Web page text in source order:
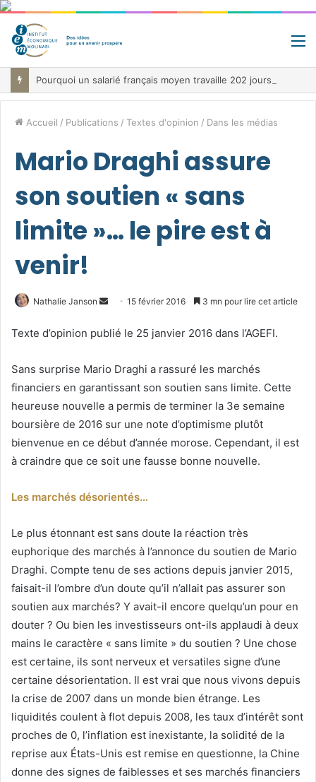
Accueil / Publications / Textes d'opinion / Dans les médias
Mario Draghi assure
son soutien « sans
limite »… le pire est à
venir!
Nathalie Janson
Envoyer
courriel
15 février 2016 3 mn pour lire cet article
Texte d’opinion publié le 25 janvier 2016 dans l’AGEFI.
Sans surprise Mario Draghi a rassuré les marchés
financiers en garantissant son soutien sans limite. Cette
heureuse nouvelle a permis de terminer la 3e semaine
boursière de 2016 sur une note d’optimisme plutôt
bienvenue en ce début d’année morose. Cependant, il est
à craindre que ce soit une fausse bonne nouvelle.
Les marchés désorientés…
Le plus étonnant est sans doute la réaction très
euphorique des marchés à l’annonce du soutien de Mario
Draghi. Compte tenu de ses actions depuis janvier 2015,
faisait-il l’ombre d’un doute qu’il n’allait pas assurer son
soutien aux marchés? Y avait-il encore quelqu’un pour en
douter ? Ou bien les investisseurs ont-ils applaudi à deux
mains le caractère « sans limite » du soutien ? Une chose
est certaine, ils sont nerveux et versatiles signe d’une
certaine désorientation. Il est vrai que nous vivons depuis
la crise de 2007 dans un monde bien étrange. Les
liquidités coulent à flot depuis 2008, les taux d’intérêt sont
proches de 0, l’inflation est inexistante, la solidité de la
reprise aux États-Unis est remise en questionne, la Chine
donne des signes de faiblesses et ses marchés financiers